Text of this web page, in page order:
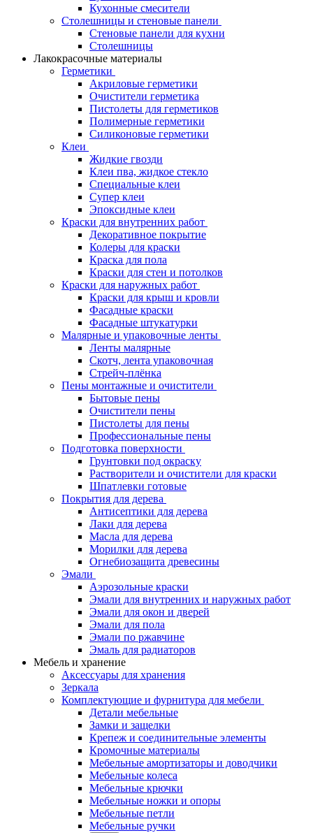
Кухонные смесители
Столешницы и стеновые панели
Стеновые панели для кухни
Столешницы
Лакокрасочные материалы
Герметики
Акриловые герметики
Очистители герметика
Пистолеты для герметиков
Полимерные герметики
Силиконовые герметики
Клеи
Жидкие гвозди
Клеи пва, жидкое стекло
Специальные клеи
Супер клеи
Эпоксидные клеи
Краски для внутренних работ
Декоративное покрытие
Колеры для краски
Краска для пола
Краски для стен и потолков
Краски для наружных работ
Краски для крыш и кровли
Фасадные краски
Фасадные штукатурки
Малярные и упаковочные ленты
Ленты малярные
Скотч, лента упаковочная
Стрейч-плёнка
Пены монтажные и очистители
Бытовые пены
Очистители пены
Пистолеты для пены
Профессиональные пены
Подготовка поверхности
Грунтовки под окраску
Растворители и очистители для краски
Шпатлевки готовые
Покрытия для дерева
Антисептики для дерева
Лаки для дерева
Масла для дерева
Морилки для дерева
Огнебиозащита древесины
Эмали
Аэрозольные краски
Эмали для внутренних и наружных работ
Эмали для окон и дверей
Эмали для пола
Эмали по ржавчине
Эмаль для радиаторов
Мебель и хранение
Аксессуары для хранения
Зеркала
Комплектующие и фурнитура для мебели
Детали мебельные
Замки и защелки
Крепеж и соединительные элементы
Кромочные материалы
Мебельные амортизаторы и доводчики
Мебельные колеса
Мебельные крючки
Мебельные ножки и опоры
Мебельные петли
Мебельные ручки